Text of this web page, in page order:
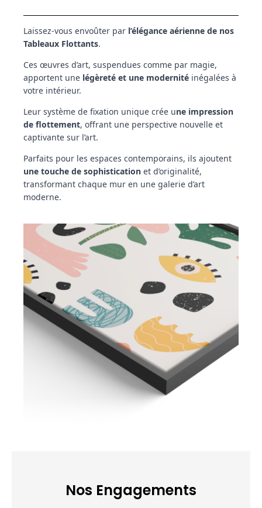
Laissez-vous envoûter par l’élégance aérienne de nos
Tableaux Flottants.
Ces œuvres d’art, suspendues comme par magie,
apportent une légèreté et une modernité inégalées à
votre intérieur.
Leur système de fixation unique crée une impression
de flottement, offrant une perspective nouvelle et
captivante sur l’art.
Parfaits pour les espaces contemporains, ils ajoutent
une touche de sophistication et d’originalité,
transformant chaque mur en une galerie d’art
moderne.
Nos Engagements